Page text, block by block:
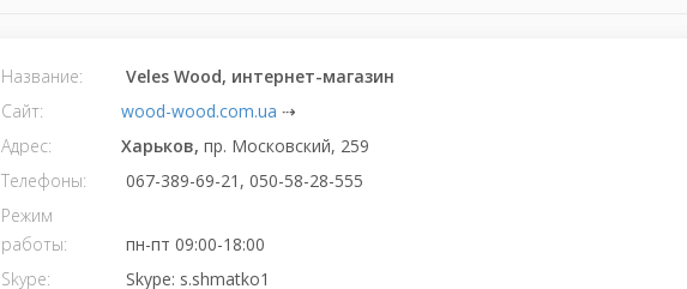
Название:
Veles Wood, интернет-магазин
Сайт:
wood-wood.com.ua ⇢
Адрес:
Харьков,пр. Московский, 259
Телефоны:
067-389-69-21, 050-58-28-555
Режим
работы:
пн-пт 09:00-18:00
Skype:
Skype: s.shmatko1